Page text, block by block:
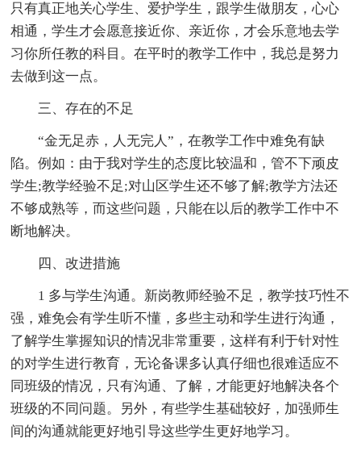
只有真正地关心学生、爱护学生，跟学生做朋友，心心
相通，学生才会愿意接近你、亲近你，才会乐意地去学
习你所任教的科目。在平时的教学工作中，我总是努力
去做到这一点。
三、存在的不足
“金无足赤，人无完人”，在教学工作中难免有缺
陷。例如：由于我对学生的态度比较温和，管不下顽皮
学生;教学经验不足;对山区学生还不够了解;教学方法还
不够成熟等，而这些问题，只能在以后的教学工作中不
断地解决。
四、改进措施
1 多与学生沟通。新岗教师经验不足，教学技巧性不
强，难免会有学生听不懂，多些主动和学生进行沟通，
了解学生掌握知识的情况非常重要，这样有利于针对性
的对学生进行教育，无论备课多认真仔细也很难适应不
同班级的情况，只有沟通、了解，才能更好地解决各个
班级的不同问题。另外，有些学生基础较好，加强师生
间的沟通就能更好地引导这些学生更好地学习。